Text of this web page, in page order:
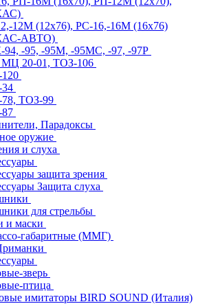
12М (12х76), РС-16,-16М (16х76)
АВТО)
-95, -95М, -95МС, -97, -97Р
20-01, ТОЗ-106
ТОЗ-99
Парадоксы
оружие
и слуха
защита зрения
Защита слуха
для стрельбы
и маски
габаритные (ММГ)
зверь
птица
имитаторы BIRD SOUND (Италия)